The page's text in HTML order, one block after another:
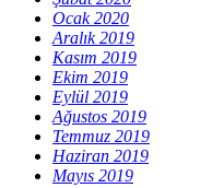
Ocak 2020
Aralık 2019
Kasım 2019
Ekim 2019
Eylül 2019
Ağustos 2019
Temmuz 2019
Haziran 2019
Mayıs 2019